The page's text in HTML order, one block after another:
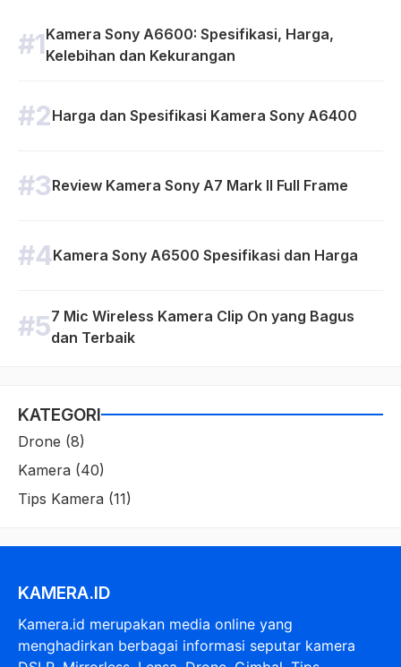
Kamera Sony A6600: Spesifikasi, Harga,
Kelebihan dan Kekurangan
Harga dan Spesifikasi Kamera Sony A6400
Review Kamera Sony A7 Mark II Full Frame
Kamera Sony A6500 Spesifikasi dan Harga
7 Mic Wireless Kamera Clip On yang Bagus
dan Terbaik
KATEGORI
Drone (8)
Kamera (40)
Tips Kamera (11)
KAMERA.ID
Kamera.id merupakan media online yang
menghadirkan berbagai informasi seputar kamera